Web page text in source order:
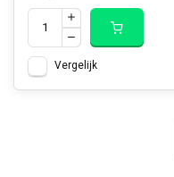
Vergelijk